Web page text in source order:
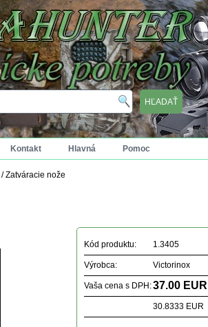
Kontakt Hlavná Pomoc
/Zatváracie nože
Kód produktu: 1.3405
Výrobca: Victorinox
Vaša cena s DPH:37.00 EUR
30.8333 EUR